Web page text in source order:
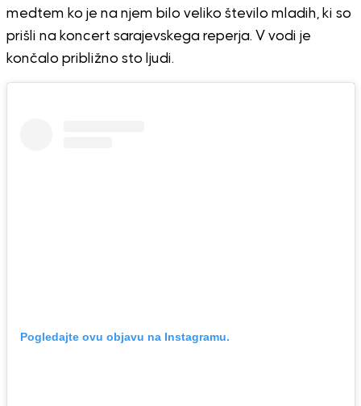
medtem ko je na njem bilo veliko število mladih, ki so
prišli na koncert sarajevskega reperja. V vodi je
končalo približno sto ljudi.
Pogledajte ovu objavu na Instagramu.